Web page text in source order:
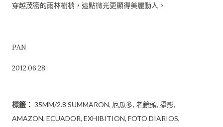
穿越茂密的雨林樹梢，這點微光更顯得美麗動人。
PAN
2012.06.28
標籤： 35MM/2.8 SUMMARON 厄瓜多 老鏡頭 攝影
AMAZON ECUADOR EXHIBITION FOTO DIARIOS